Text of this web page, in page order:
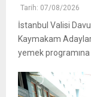
Tarih: 07/08/2026
İstanbul Valisi
Kaymakam
yemek programına